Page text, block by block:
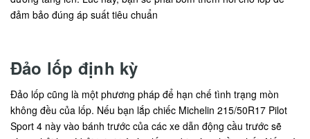
đảm bảo đúng áp suất tiêu chuẩn
Đảo lốp định kỳ
Đảo lốp cũng là một phương pháp để hạn chế tình trạng mòn
không đều của lốp. Nếu bạn lắp chiếc Michelin 215/50R17 Pilot
Sport 4 này vào bánh trước của các xe dẫn động cầu trước sẽ